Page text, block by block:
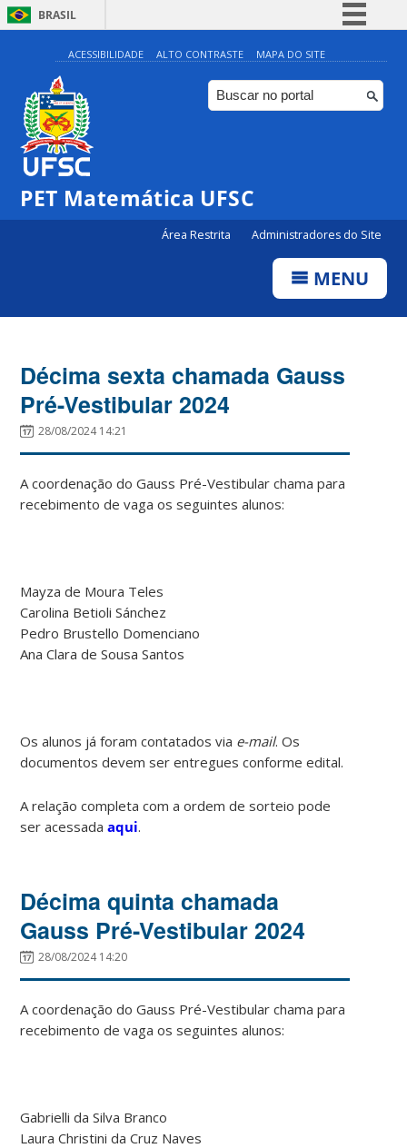
BRASIL
Simplifique!
Comunica BR
Participe
ACESSIBILIDADE ALTO CONTRASTE MAPA DO SITE
PET Matemática UFSC
Área Restrita Administradores do Site
MENU
Décima sexta chamada Gauss
Pré-Vestibular 2024
28/08/2024 14:21
A coordenação do Gauss Pré-Vestibular chama para
recebimento de vaga os seguintes alunos:
Mayza de Moura Teles
Carolina Betioli Sánchez
Pedro Brustello Domenciano
Ana Clara de Sousa Santos
Os alunos já foram contatados via e-mail. Os
documentos devem ser entregues conforme edital.
A relação completa com a ordem de sorteio pode
ser acessadaaqui.
Décima quinta chamada
Gauss Pré-Vestibular 2024
28/08/2024 14:20
A coordenação do Gauss Pré-Vestibular chama para
recebimento de vaga os seguintes alunos:
Gabrielli da Silva Branco
Laura Christini da Cruz Naves